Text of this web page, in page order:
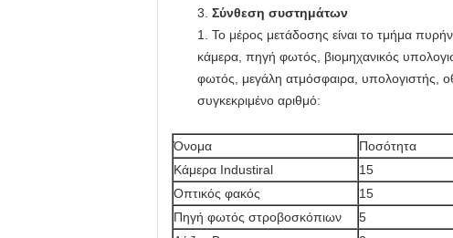
3. Σύνθεση συστημάτων
1. Το μέρος μετάδοσης είναι το τμήμα
κάμερα, πηγή φωτός, βιομηχανικός
φωτός, μεγάλη ατμόσφαιρα, υπολογιστής,
συγκεκριμένο αριθμό:
Όνομα Ποσότητα
Κάμερα Industiral
15
Οπτικός φακός
15
Πηγή φωτός στροβοσκόπιων
5